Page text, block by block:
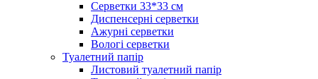
Серветки 33*33 см
Диспенсерні серветки
Ажурні серветки
Вологі серветки
Туалетний папір
Листовий туалетний папір